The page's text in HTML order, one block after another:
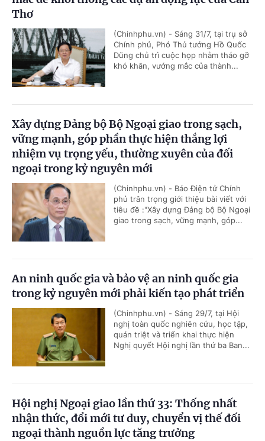
Thơ
(Chinhphu.vn) - Sáng 31/7, tại trụ sở
Chính phủ, Phó Thủ tướng Hồ Quốc
Dũng chủ trì cuộc họp nhằm tháo gỡ
khó khăn, vướng mắc của thành...
Xây dựng Đảng bộ Bộ Ngoại giao trong sạch,
vững mạnh, góp phần thực hiện thắng lợi
nhiệm vụ trọng yếu, thường xuyên của đối
ngoại trong kỷ nguyên mới
(Chinhphu.vn) - Báo Điện tử Chính
phủ trân trọng giới thiệu bài viết với
tiêu đề :"Xây dựng Đảng bộ Bộ Ngoại
giao trong sạch, vững mạnh, góp...
An ninh quốc gia và bảo vệ an ninh quốc gia
trong kỷ nguyên mới phải kiến tạo phát triển
(Chinhphu.vn) - Sáng 29/7, tại Hội
nghị toàn quốc nghiên cứu, học tập,
quán triệt và triển khai thực hiện
Nghị quyết Hội nghị lần thứ ba Ban...
Hội nghị Ngoại giao lần thứ 33: Thống nhất
nhận thức, đổi mới tư duy, chuyển vị thế đối
ngoại thành nguồn lực tăng trưởng